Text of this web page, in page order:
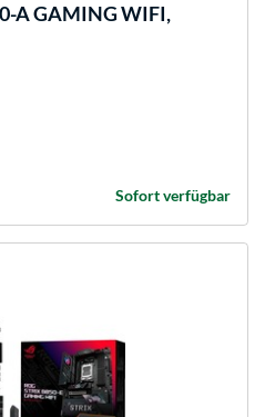
A GAMING WIFI,
Sofort verfügbar